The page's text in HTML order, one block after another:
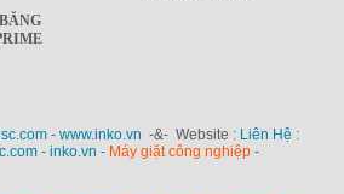
- www.inko.vn -&- Website : Liên Hệ :
- inko.vn - Máy giặt công nghiệp -